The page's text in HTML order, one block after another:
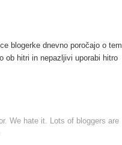
blogerke dnevno poročajo o tem
ob hitri in nepazljivi uporabi hitro
We hate it. Lots of bloggers are